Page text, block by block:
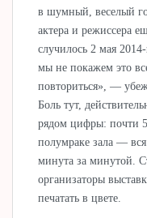
в шумный, веселый
актера и режиссера
случилось 2 мая
мы не покажем это
повториться», —
Боль тут,
рядом цифры: почти
полумраке зала — вся
минута за минутой.
организаторы
печатать в цвете.